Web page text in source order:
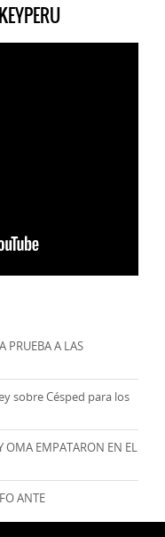
PRUEBA A LAS
sobre Césped para los
EMPATARON EN EL
ANTE